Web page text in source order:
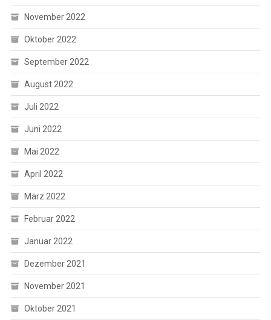
November 2022
Oktober 2022
September 2022
August 2022
Juli 2022
Juni 2022
Mai 2022
April 2022
März 2022
Februar 2022
Januar 2022
Dezember 2021
November 2021
Oktober 2021